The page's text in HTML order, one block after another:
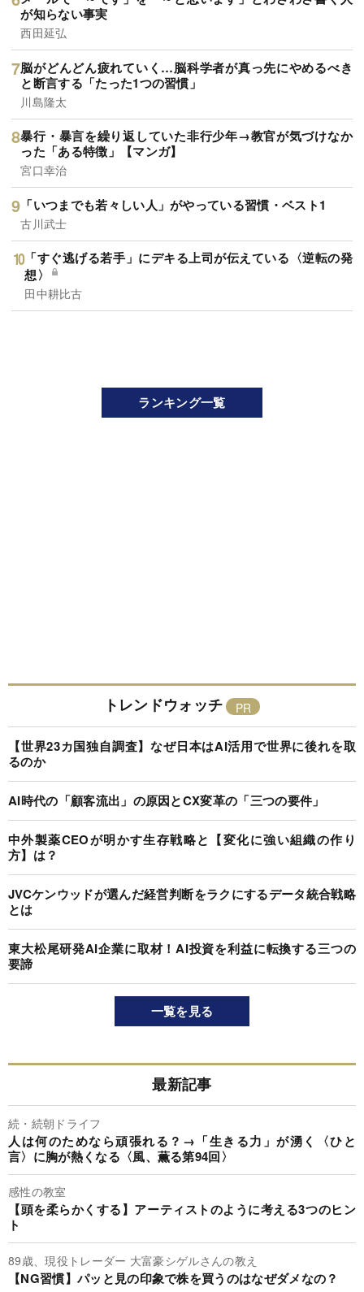
が知らない事実
西田延弘
脳がどんどん疲れていく…脳科学者が真っ先にやめるべき
と断言する「たった1つの習慣」
川島隆太
暴行・暴言を繰り返していた非行少年→教官が気づけなか
った「ある特徴」【マンガ】
宮口幸治
「いつまでも若々しい人」がやっている習慣・ベスト1
古川武士
「すぐ逃げる若手」にデキる上司が伝えている〈逆転の発
想〉
田中耕比古
ランキング一覧
トレンドウォッチ
【世界23カ国独自調査】なぜ日本はAI活用で世界に後れを取
るのか
AI時代の「顧客流出」の原因とCX変革の「三つの要件」
中外製薬CEOが明かす生存戦略と【変化に強い組織の作り
方】は？
JVCケンウッドが選んだ経営判断をラクにするデータ統合戦略
とは
東大松尾研発AI企業に取材！AI投資を利益に転換する三つの
要諦
一覧を見る
最新記事
続・続朝ドライフ
人は何のためなら頑張れる？→「生きる力」が湧く〈ひと
言〉に胸が熱くなる〈風、薫る第94回〉
感性の教室
【頭を柔らかくする】アーティストのように考える3つのヒン
ト
89歳、現役トレーダー 大富豪シゲルさんの教え
【NG習慣】パッと見の印象で株を買うのはなぜダメなの？